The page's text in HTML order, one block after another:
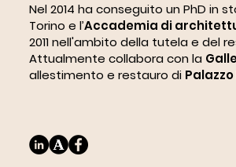
Nel 2014 ha conseguito un PhD in
Torino e l’Accademia di
2011 nell'ambito della tutela e del
Attualmente collabora con la
allestimento e restauro di